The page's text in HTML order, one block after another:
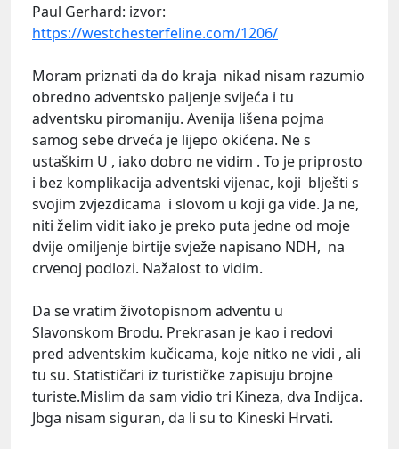
Paul Gerhard: izvor:
https://westchesterfeline.com/1206/
Moram priznati da do kraja nikad nisam razumio
obredno adventsko paljenje svijeća i tu
adventsku piromaniju. Avenija lišena pojma
samog sebe drveća je lijepo okićena. Ne s
ustaškim U , iako dobro ne vidim . To je priprosto
i bez komplikacija adventski vijenac, koji blješti s
svojim zvjezdicama i slovom u koji ga vide. Ja ne,
niti želim vidit iako je preko puta jedne od moje
dvije omiljenje birtije svježe napisano NDH, na
crvenoj podlozi. Nažalost to vidim.
Da se vratim životopisnom adventu u
Slavonskom Brodu. Prekrasan je kao i redovi
pred adventskim kučicama, koje nitko ne vidi , ali
tu su. Statističari iz turističke zapisuju brojne
turiste.Mislim da sam vidio tri Kineza, dva Indijca.
Jbga nisam siguran, da li su to Kineski Hrvati.